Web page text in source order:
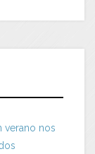
verano nos